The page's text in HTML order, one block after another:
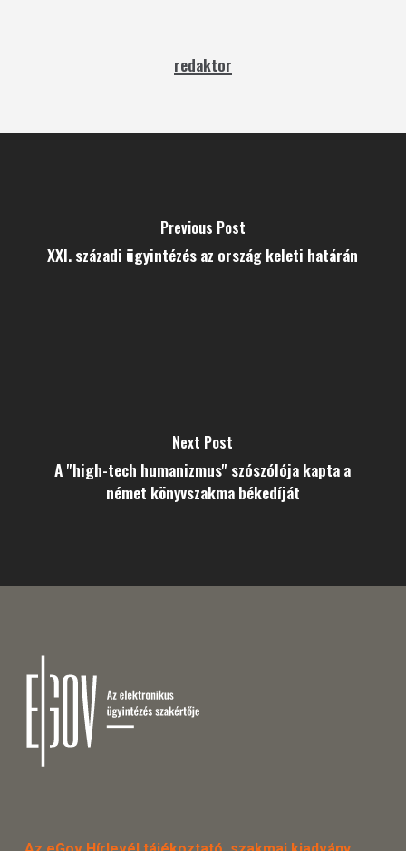
redaktor
Previous Post
XXI. századi ügyintézés az ország keleti határán
Next Post
A "high-tech humanizmus" szószólója kapta a
német könyvszakma békedíját